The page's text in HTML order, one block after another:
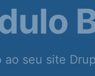
seu site